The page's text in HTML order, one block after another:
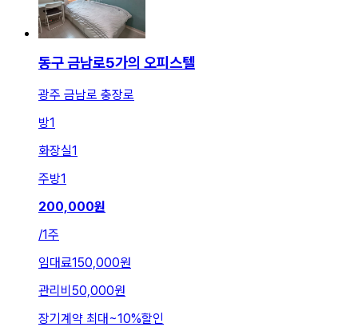
동구 금남로5가의 오피스텔
광주 금남로 충장로
방1
화장실1
주방1
200,000원
/1주
임대료150,000원
관리비 50,000원
장기계약 최대~10%할인